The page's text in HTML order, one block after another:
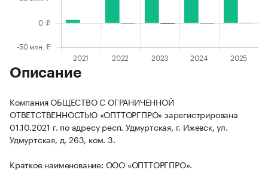
Описание
Компания ОБЩЕСТВО С ОГРАНИЧЕННОЙ
ОТВЕТСТВЕННОСТЬЮ «ОПТТОРГПРО» зарегистрирована
01.10.2021 г. по адресу респ. Удмуртская, г. Ижевск, ул.
Удмуртская, д. 263, ком. 3.
Краткое наименование: ООО «ОПТТОРГПРО».